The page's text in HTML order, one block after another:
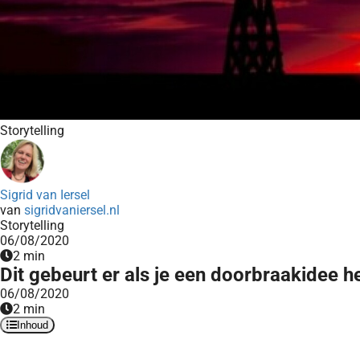
Storytelling
Sigrid van Iersel
van sigridvaniersel.nl
Storytelling
06/08/2020
2 min
Dit gebeurt er als je een doorbraakidee
06/08/2020
2 min
Inhoud